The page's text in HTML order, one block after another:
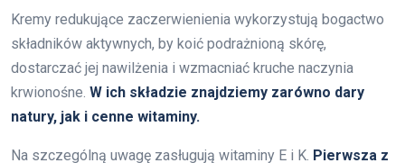
Kremy redukujące zaczerwienienia wykorzystują bogactwo
składników aktywnych, by koić podrażnioną skórę,
dostarczać jej nawilżenia i wzmacniać kruche naczynia
krwionośne. W ich składzie znajdziemy zarówno dary
natury, jak i cenne witaminy.
Na szczególną uwagę zasługują witaminy E i K. Pierwsza z